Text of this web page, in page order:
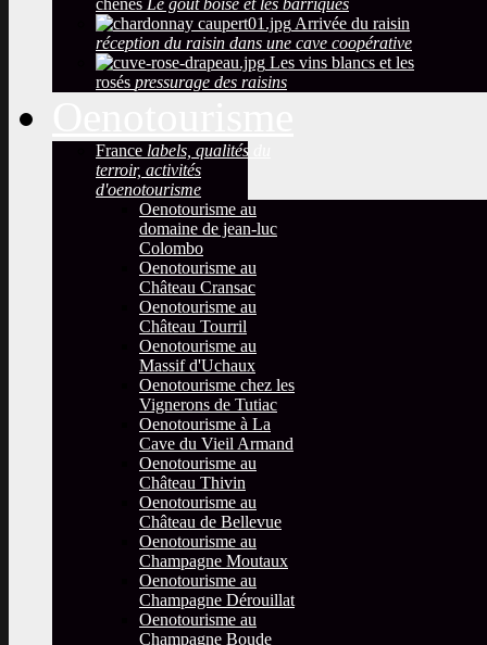
chênes Le gout boisé et les barriques
Arrivée du raisin
réception du raisin dans une cave coopérative
Les vins blancs et les
rosés pressurage des raisins
France labels, qualités du
terroir, activités
d'oenotourisme
Oenotourisme au
domaine de jean-luc
Colombo
Oenotourisme au
Château Cransac
Oenotourisme au
Château Tourril
Oenotourisme au
Massif d'Uchaux
Oenotourisme chez les
Vignerons de Tutiac
Oenotourisme à La
Cave du Vieil Armand
Oenotourisme au
Château Thivin
Oenotourisme au
Château de Bellevue
Oenotourisme au
Champagne Moutaux
Oenotourisme au
Champagne Dérouillat
Oenotourisme au
Champagne Boude